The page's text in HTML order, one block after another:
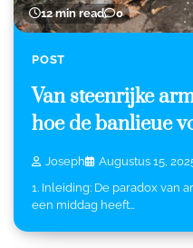
12 min read 0
POST
Van steenrijke
hoe de banlieue
Joseph
Augustus 15,
1. Inleiding: De paradox van
een middag heeft…